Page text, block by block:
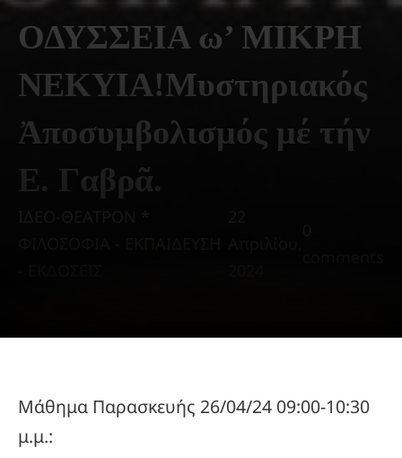
ΟΔΥΣΣΕΙΑ ω’ ΜΙΚΡΗ
ΝΕΚΥΙΑ!Μυστηριακός
Ἀποσυμβολισμός μέ τήν
Ε. Γαβρᾶ.
Μάθημα Παρασκευής 26/04/24 09:00-10:30
μ.μ.: